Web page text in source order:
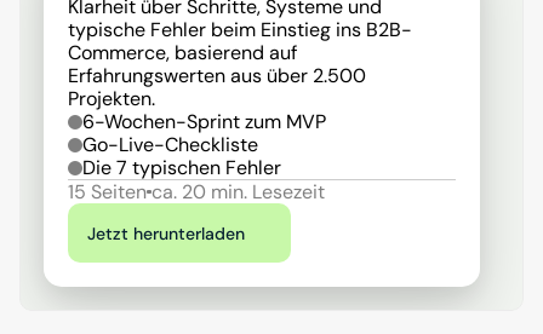
Klarheit über Schritte, Systeme und
typische Fehler beim Einstieg ins B2B-
Commerce, basierend auf
Erfahrungswerten aus über 2.500
Projekten.
6-Wochen-Sprint zum MVP
Go-Live-Checkliste
Die 7 typischen Fehler
15 Seiten ca. 20 min. Lesezeit
Jetzt herunterladen